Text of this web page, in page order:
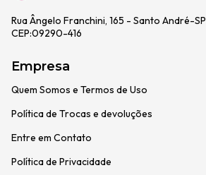
Rua Ângelo Franchini, 165 - Santo André-SP
CEP:09290-416
Empresa
Quem Somos e Termos de Uso
Política de Trocas e devoluções
Entre em Contato
Política de Privacidade